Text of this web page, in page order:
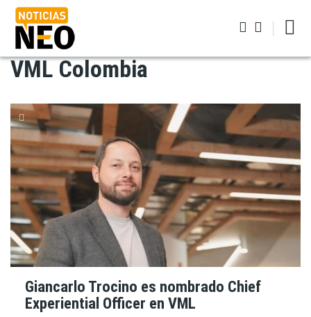
Pasar
contenido
principal
VML Colombia
Giancarlo Trocino es nombrado Chief
Experiential Officer en VML